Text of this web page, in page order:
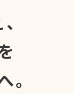
。